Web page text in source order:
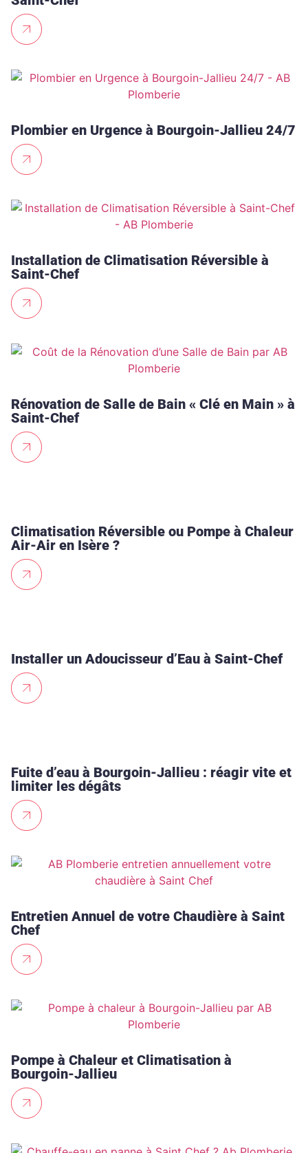
Plombier en Urgence à Bourgoin-Jallieu 24/7
Installation de Climatisation Réversible à
Saint-Chef
Rénovation de Salle de Bain « Clé en Main » à
Saint-Chef
Climatisation Réversible ou Pompe à Chaleur
Air-Air en Isère ?
Installer un Adoucisseur d’Eau à Saint-Chef
Fuite d’eau à Bourgoin-Jallieu : réagir vite et
limiter les dégâts
Entretien Annuel de votre Chaudière à Saint
Chef
Pompe à Chaleur et Climatisation à
Bourgoin-Jallieu